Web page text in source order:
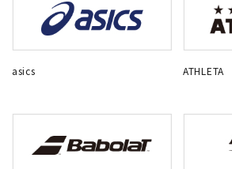
asics ATHLETA